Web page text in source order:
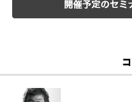
開催予定のセミ